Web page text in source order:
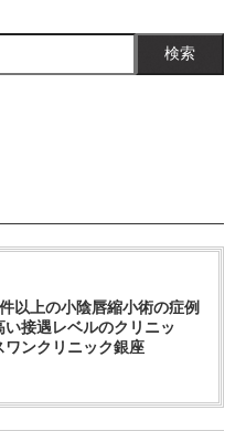
検索
以上の小陰唇縮小術の症例
い接遇レベルのクリニッ
ワンクリニック銀座